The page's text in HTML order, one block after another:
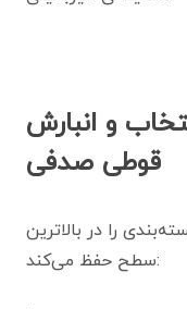
و انبارش
قوطی صدفی
را در بالاترین
سطح حفظ می‌کند: